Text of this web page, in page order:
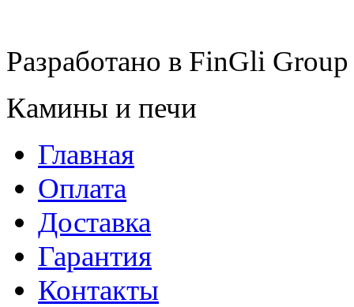
Разработано в FinGli Group
Камины и печи
Главная
Оплата
Доставка
Гарантия
Контакты